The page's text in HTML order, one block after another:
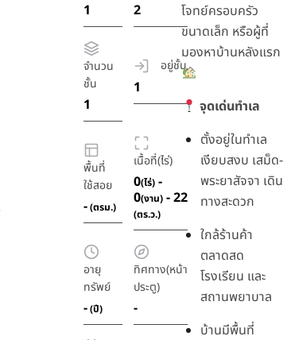
1 2
จำนวน
ชั้น
1
อยู่ชั้น
1
พื้นที่
ใช้สอย
-(ตรม.)
เนื้อที่(ไร่)
0(ไร่) -
0(งาน) - 22
(ตร.ว.)
อายุ
ทรัพย์
-(ปี)
ทิศทาง(หน้า
ประตู)
-
โจทย์ครอบครัว
ขนาดเล็ก หรือผู้ที่
มองหาบ้านหลังแรก
จุดเด่นทำเล
ตั้งอยู่ในทำเล
เงียบสงบ เสม็ด-
พระยาสัจจา เดิน
ทางสะดวก
ใกล้ร้านค้า
ตลาดสด
โรงเรียน และ
สถานพยาบาล
บ้านมีพื้นที่